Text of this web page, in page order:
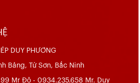
DUY PHƯƠNG
Bảng, Từ Sơn, Bắc Ninh
Mr Đô - 0934.235.658 Mr. Duy